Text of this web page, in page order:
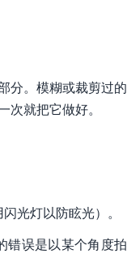
分。模糊或裁剪过的
次就把它做好。
光灯以防眩光）。
错误是以某个角度拍